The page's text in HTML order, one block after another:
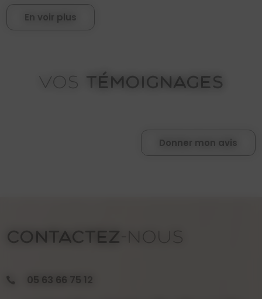
En voir plus
VOS TÉMOIGNAGES
Donner mon avis
CONTACTEZ-NOUS
05 63 66 75 12